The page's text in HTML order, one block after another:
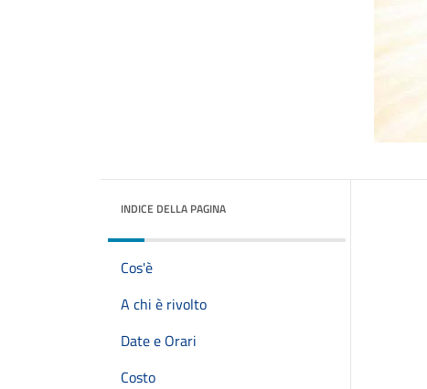
INDICE DELLA PAGINA
Cos'è
A chi è rivolto
Date e Orari
Costo